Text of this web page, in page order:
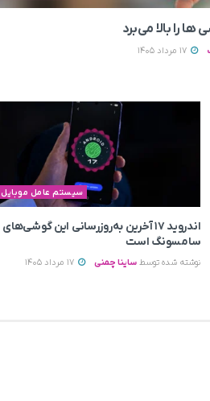
را بالا می‌برد
سیستم عامل موبایل
اندروید ۱۷ آخرین به‌روزرسانی این گوشی‌های
سامسونگ است
نوشته شده توسط ساینا چمنی